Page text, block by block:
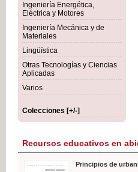
Ingeniería Energética,
Eléctrica y Motores
Ingeniería Mecánica y de
Materiales
Lingüística
Otras Tecnologías y Ciencias
Aplicadas
Varios
Colecciones [+/-]
Recursos educativos en
Principios de